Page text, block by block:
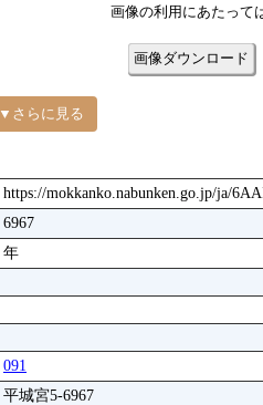
▼さらに見る
画像の利用にあたって
画像ダウンロード
https://mokkanko.nabunken.go.jp/ja/
6967
年
091
平城宮5-6967